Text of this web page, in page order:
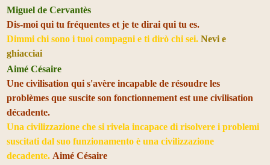
Miguel de Cervantès
Dis-moi qui tu fréquentes et je te dirai qui tu es.
Dimmi chi sono i tuoi compagni e ti dirò chi sei. Nevi e
ghiacciai
Aimé Césaire
Une civilisation qui s'avère incapable de résoudre les
problèmes que suscite son fonctionnement est une civilisation
décadente.
Una civilizzazione che si rivela incapace di risolvere i problemi
suscitati dal suo funzionamento è una civilizzazione
decadente. Aimé Césaire